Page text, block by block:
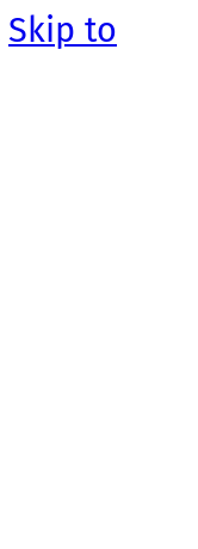
Skip to